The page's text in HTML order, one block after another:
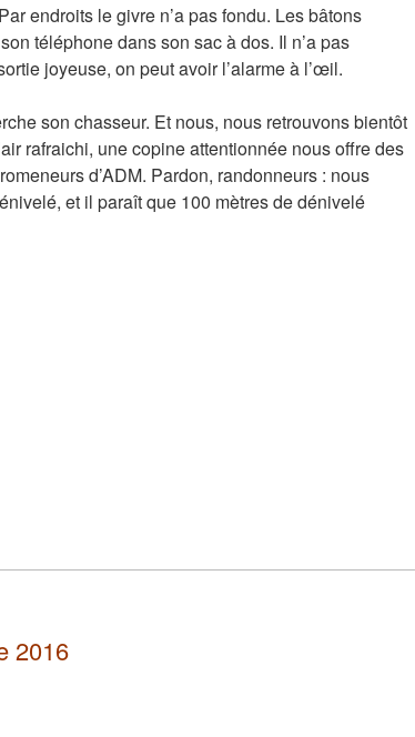
endroits le givre n’a pas fondu. Les bâtons
téléphone dans son sac à dos. Il n’a pas
joyeuse, on peut avoir l’alarme à l’œil.
son chasseur. Et nous, nous retrouvons bientôt
rafraichi, une copine attentionnée nous offre des
d’ADM. Pardon, randonneurs : nous
et il paraît que 100 mètres de dénivelé
2016